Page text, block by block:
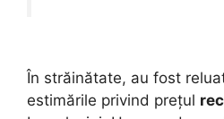
În străinătate, au fost
estimările privind prețul